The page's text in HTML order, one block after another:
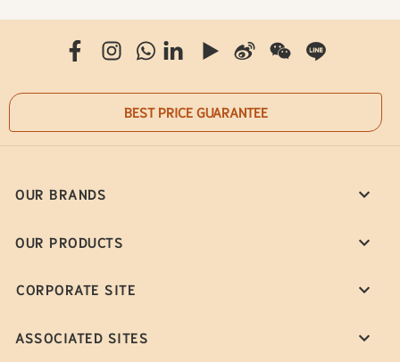
BEST PRICE GUARANTEE
OUR BRANDS
OUR PRODUCTS
CORPORATE SITE
ASSOCIATED SITES